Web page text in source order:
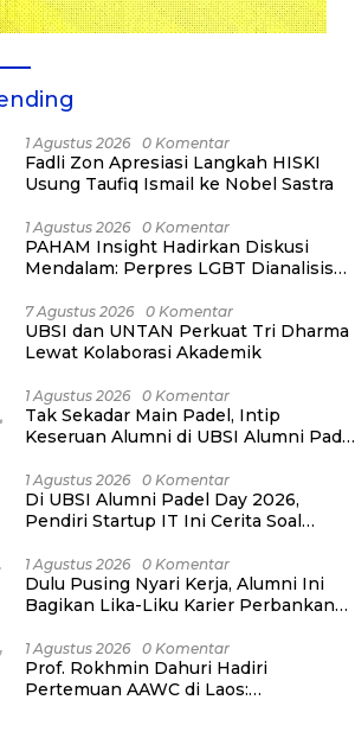
1 Agustus 2026 0 Komentar
Fadli Zon Apresiasi Langkah HISKI
Usung Taufiq Ismail ke Nobel Sastra
1 Agustus 2026 0 Komentar
PAHAM Insight Hadirkan Diskusi
Mendalam: Perpres LGBT Dianalisis
Bukan Ancaman Individual
7 Agustus 2026 0 Komentar
UBSI dan UNTAN Perkuat Tri Dharma
Lewat Kolaborasi Akademik
1 Agustus 2026 0 Komentar
Tak Sekadar Main Padel, Intip
Keseruan Alumni di UBSI Alumni Padel
1 Agustus 2026 0 Komentar
Di UBSI Alumni Padel Day 2026,
Pendiri Startup IT Ini Cerita Soal
Network Alumni
1 Agustus 2026 0 Komentar
Dulu Pusing Nyari Kerja, Alumni Ini
Bagikan Lika-Liku Karier Perbankan
Day 2026
1 Agustus 2026 0 Komentar
Prof. Rokhmin Dahuri Hadiri
Pertemuan AAWC di Laos: